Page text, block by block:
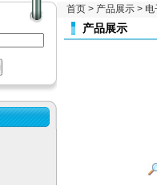
首页 > 产品展示 > 电
产品展示